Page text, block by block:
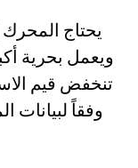
يحتاج المحرك
ويعمل بحرية
وفقاً لبيانات